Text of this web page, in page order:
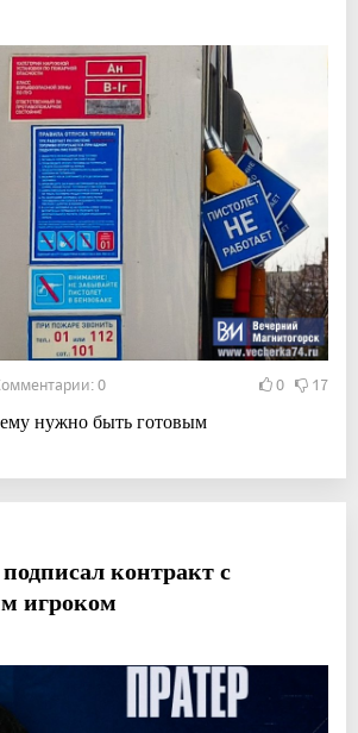
0 0 17
нужно быть готовым
контракт с
игроком